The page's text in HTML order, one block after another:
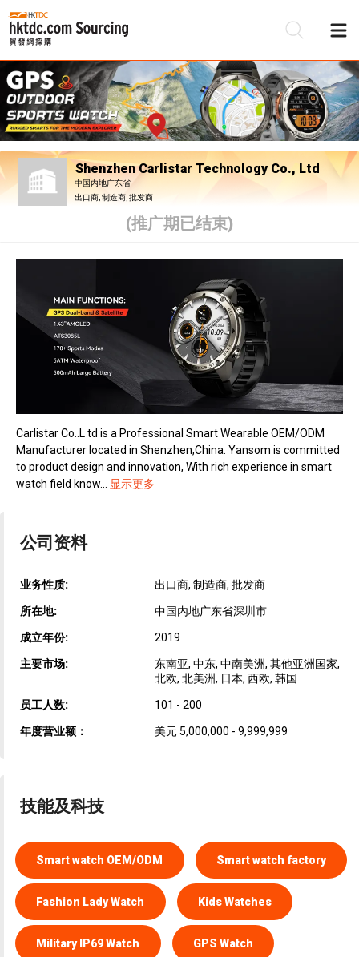
Shenzhen Carlistar Technology Co., Ltd
中国内地广东省
出口商, 制造商, 批发商
(推广期已结束)
Carlistar Co..L td is a Professional Smart Wearable OEM/ODM
Manufacturer located in Shenzhen,China. Yansom is committed
to product design and innovation, With rich experience in smart
watch field know... 显示更多
公司资料
业务性质: 出口商, 制造商, 批发商
所在地: 中国内地广东省深圳市
成立年份: 2019
主要市场:
东南亚, 中东, 中南美洲, 其他亚洲国家,
北欧, 北美洲, 日本, 西欧, 韩国
员工人数: 101 - 200
年度营业额： 美元 5,000,000 - 9,999,999
技能及科技
Smart watch OEM/ODM Smart watch factory
Fashion Lady Watch Kids Watches
Military IP69 Watch GPS Watch